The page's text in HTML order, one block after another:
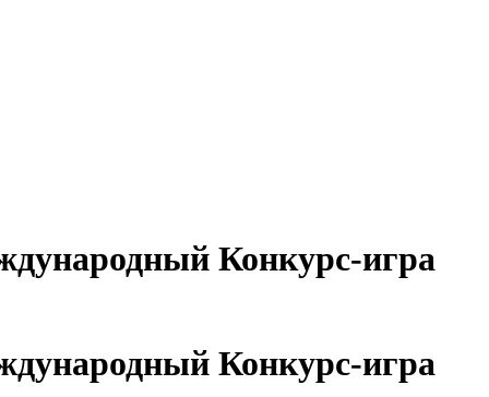
Конкурс-игра
Конкурс-игра